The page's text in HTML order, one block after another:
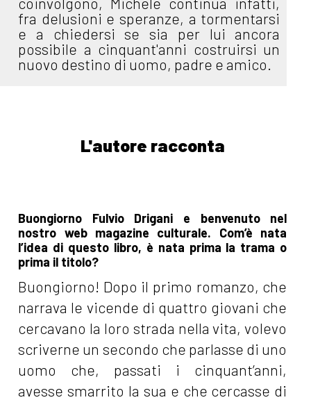
fra delusioni e speranze, a tormentarsi
e a chiedersi se sia per lui ancora
possibile a cinquant'anni costruirsi un
nuovo destino di uomo, padre e amico.
L'autore racconta
Buongiorno Fulvio Drigani e benvenuto nel
nostro web magazine culturale. Com’è nata
l’idea di questo libro, è nata prima la trama o
prima il titolo?
Buongiorno! Dopo il primo romanzo, che
narrava le vicende di quattro giovani che
cercavano la loro strada nella vita, volevo
scriverne un secondo che parlasse di uno
uomo che, passati i cinquant’anni,
avesse smarrito la sua e che cercasse di